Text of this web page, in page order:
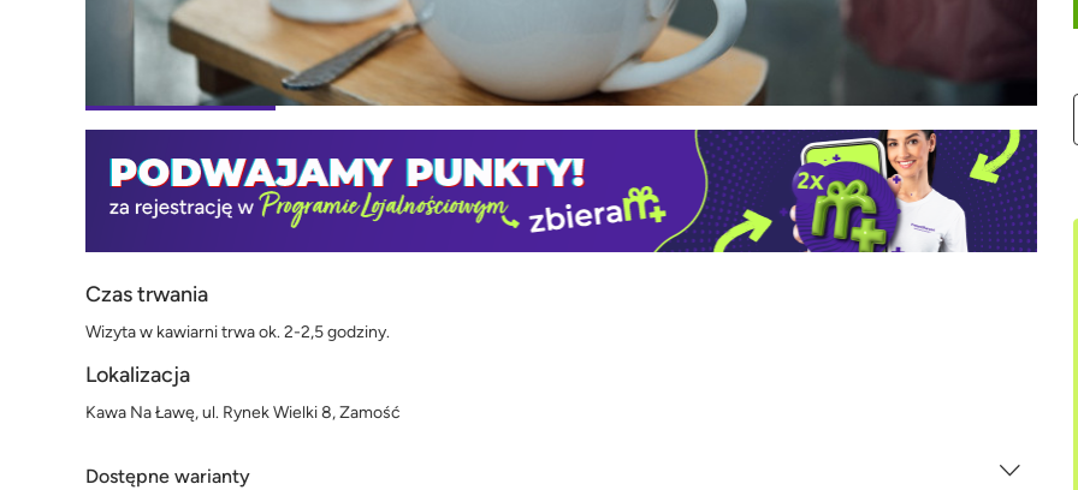
Czas trwania
Wizyta w kawiarni trwa ok. 2-2,5 godziny.
Lokalizacja
Kawa Na Ławę, ul. Rynek Wielki 8, Zamość
Dostępne warianty